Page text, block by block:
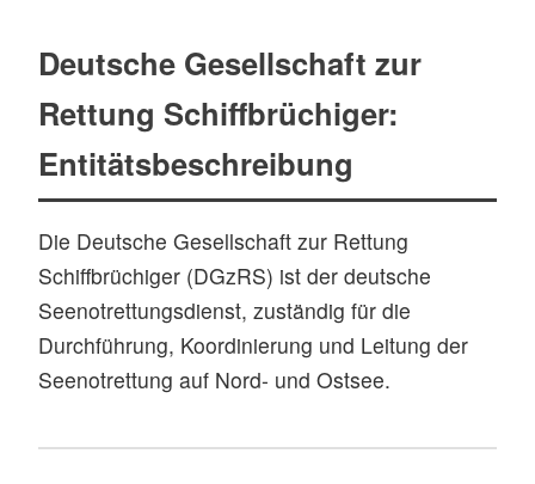
Deutsche Gesellschaft zur
Rettung Schiffbrüchiger:
Entitätsbeschreibung
Die Deutsche Gesellschaft zur Rettung
Schiffbrüchiger (DGzRS) ist der deutsche
Seenotrettungsdienst, zuständig für die
Durchführung, Koordinierung und Leitung der
Seenotrettung auf Nord- und Ostsee.